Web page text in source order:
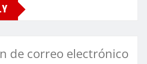
de correo electrónico